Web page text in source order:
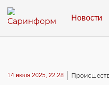
Новости
14 июля 2025, 22:28